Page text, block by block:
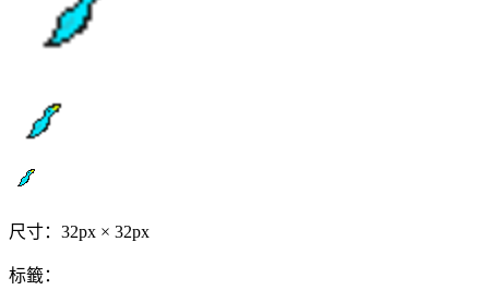
尺寸：32px × 32px
标籤：